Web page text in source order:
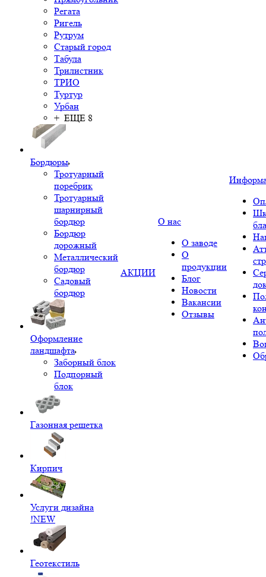
Регата
Ригель
Рутрум
Старый город
Табула
Трилистник
ТРИО
Туртур
Урбан
+ ЕЩЕ 8
Бордюры
Тротуарный
поребрик
Тротуарный
шарнирный
бордюр
Бордюр
дорожный
Металлический
бордюр
Садовый
бордюр
Оформление
ландшафта
Заборный блок
Подпорный
блок
Газонная решетка
Кирпич
Услуги дизайна
!NEW
Геотекстиль
АКЦИИ
О нас
О заводе
О
продукции
Блог
Новости
Вакансии
Отзывы